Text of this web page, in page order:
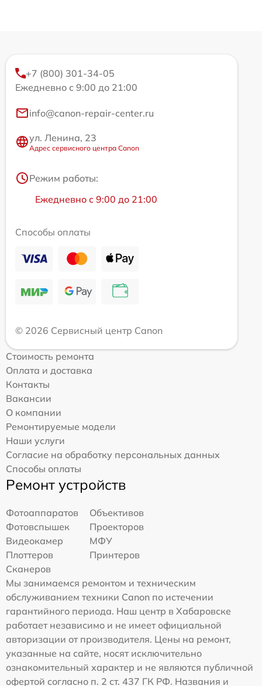
+7 (800) 301-34-05
Ежедневно с 9:00 до 21:00
info@canon-repair-center.ru
ул. Ленина, 23
Адрес сервисного центра Canon
Режим работы:
Ежедневно с 9:00 до 21:00
Способы оплаты
© 2026 Сервисный центр Canon
Стоимость ремонта
Оплата и доставка
Контакты
Вакансии
О компании
Ремонтируемые модели
Наши услуги
Согласие на обработку персональных данных
Способы оплаты
Ремонт устройств
Фотоаппаратов
Объективов
Фотовспышек
Проекторов
Видеокамер
МФУ
Плоттеров
Принтеров
Сканеров
Мы занимаемся ремонтом и техническим
обслуживанием техники Canon по истечении
гарантийного периода. Наш центр в Хабаровске
работает независимо и не имеет официальной
авторизации от производителя. Цены на ремонт,
указанные на сайте, носят исключительно
ознакомительный характер и не являются публичной
офертой согласно п. 2 ст. 437 ГК РФ. Названия и